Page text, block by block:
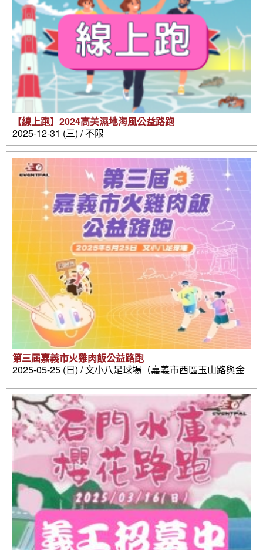
【線上跑】2024高美濕地海風公益路跑
2025-12-31 (三) / 不限
第三屆嘉義市火雞肉飯公益路跑
2025-05-25 (日) / 文小八足球場（嘉義市西區玉山路與金
山路口）